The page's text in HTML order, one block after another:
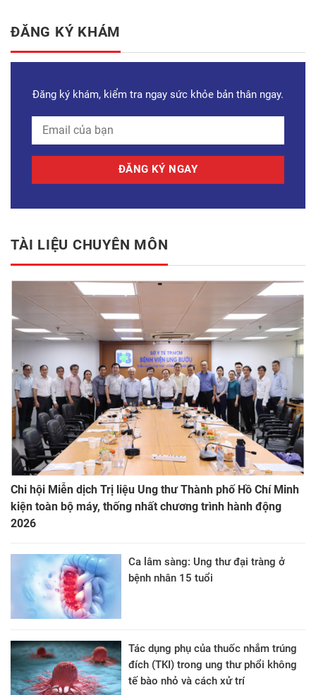
ĐĂNG KÝ KHÁM
Đăng ký khám, kiểm tra ngay sức khỏe bản thân ngay.
TÀI LIỆU CHUYÊN MÔN
Chi hội Miễn dịch Trị liệu Ung thư Thành phố Hồ Chí Minh
kiện toàn bộ máy, thống nhất chương trình hành động
2026
Ca lâm sàng: Ung thư đại tràng ở
bệnh nhân 15 tuổi
Tác dụng phụ của thuốc nhắm trúng
đích (TKI) trong ung thư phổi không
tế bào nhỏ và cách xử trí